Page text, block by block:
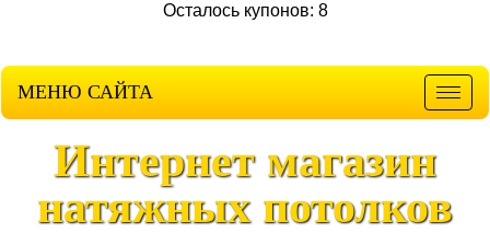
Осталось купонов: 8
МЕНЮ САЙТА
Интернет магазин
натяжных потолков